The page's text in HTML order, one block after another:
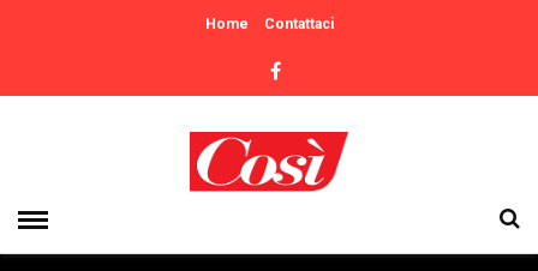
Home Contattaci
- Advertisement -